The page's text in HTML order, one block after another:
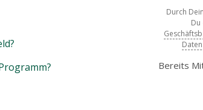
Durch
Bereits